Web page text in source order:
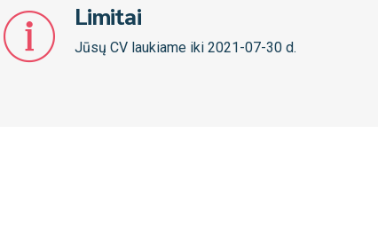
Limitai
Jūsų CV laukiame iki 2021-07-30 d.